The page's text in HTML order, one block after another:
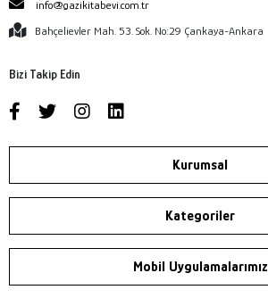
info@gazikitabevi.com.tr
Bahçelievler Mah. 53. Sok. No:29 Çankaya-Ankara
Bizi Takip Edin
Kurumsal
Kategoriler
Mobil Uygulamalarımız